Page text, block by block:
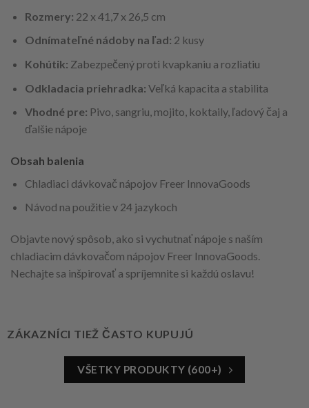
Rozmery: 22 x 41,7 x 26,5 cm
Odnímateľné nádoby na ľad: 2 kusy
Kohútik: Zabezpečený proti kvapkaniu a rozliatiu
Odkladacia priehradka: Veľká kapacita a stabilita
Vhodné pre: Pivo, sangriu, mojito, koktaily, ľadový čaj a
ďalšie nápoje
Obsah balenia
Chladiaci dávkovač nápojov Freer InnovaGoods
Návod na použitie v 24 jazykoch
Objavte nový spôsob, ako si vychutnať nápoje s naším
chladiacim dávkovačom nápojov Freer InnovaGoods.
Nechajte sa inšpirovať a spríjemnite si každú oslavu!
ZÁKAZNÍCI TIEŽ ČASTO KUPUJÚ
VŠETKY PRODUKTY (600+)